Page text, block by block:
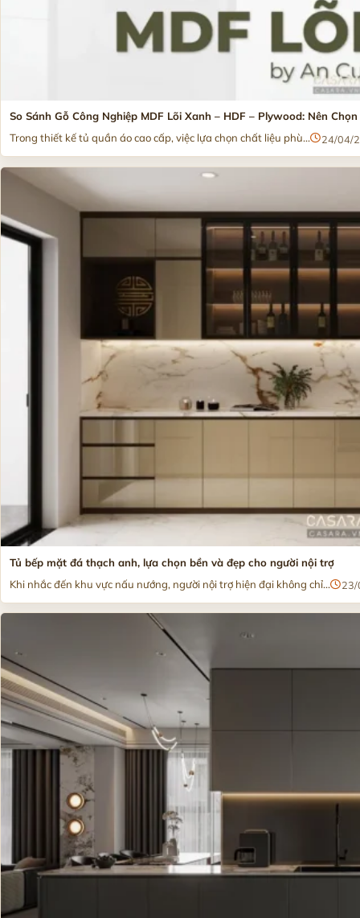
So Sánh Gỗ Công Nghiệp MDF Lõi Xanh – HDF – Plywood: Nên
Trong thiết kế tủ quần áo cao cấp, việc lựa chọn chất liệu phù...
24/04/
Tủ bếp mặt đá thạch anh, lựa chọn bền và đẹp cho người nội trợ
Khi nhắc đến khu vực nấu nướng, người nội trợ hiện đại không chỉ...